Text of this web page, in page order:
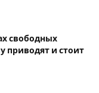
свободных
приводят и стоит